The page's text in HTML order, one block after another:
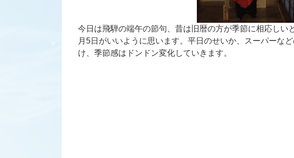
今日は飛騨の端午の節句、昔は旧暦の方が季節に相応しい
月5日がいいように思います。平日のせいか、スーパーな
け、季節感はドンドン変化していきます。